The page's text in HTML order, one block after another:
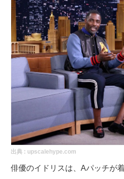
出典 : upscalehype.com
俳優のイドリスは、Aパッチが